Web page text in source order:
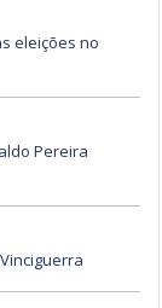
eleições no
Pereira